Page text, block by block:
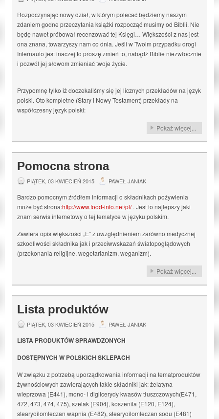
Rozpoczynając nowy dział, w którym polecać będziemy naszym
zdaniem godne przeczytania książki rozpocząć musimy od Biblii. Nie
będę nawet próbował recenzować tej Księgi… Większości z nas jest
ona znana, towarzyszy nam co dnia. Jeśli w Twoim przypadku drogi
Internauto jest inaczej to proszę zmień to, nabądź Biblie niezwłocznie
i pozwól jej słowom zmieniać twoje życie.
Przypomnę tylko iż doczekaliśmy się jej licznych przekładów na język
polski. Oto kompletne (Stary i Nowy Testament) przekłady na
współczesny język polski:
Pokaż więcej...
Pomocna strona
PIĄTEK, 03 KWIECIEŃ 2015 PAWEŁ JANIAK
Bardzo pomocnym źródłem informacji o składnikach pożywienia
może być strona:http://www.food-info.net/pl/. Jest to najlepszy jaki
znam serwis internetowy o tej tematyce w języku polskim.
Zawiera opis większości „E” z uwzględnieniem zarówno medycznej
szkodliwości składnika jak i przeciwwskazań światopoglądowych
(przekonania religijne, wegetarianizm, weganizm).
Pokaż więcej...
Lista produktów
PIĄTEK, 03 KWIECIEŃ 2015 PAWEŁ JANIAK
LISTA PRODUKTÓW SPRAWDZONYCH
DOSTĘPNYCH W POLSKICH SKLEPACH
W związku z potrzebą uporządkowania informacji na tematproduktów
żywnościowych zawierających takie składniki jak: żelatyna
wieprzowa (E441), mono- i diglicerydy kwasów tłuszczowych(E471,
472, 473, 474, 475), szelak (E904), koszenila (E120, E124),
stearyoilomleczan wapnia (E482), stearyoilomleczan sodu (E481)